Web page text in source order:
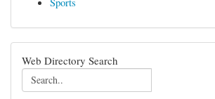
Web Directory Search